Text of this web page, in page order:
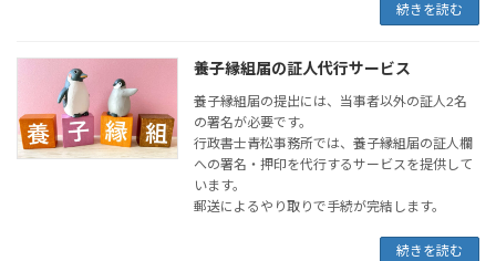
続きを読む
養子縁組届の証人代行サービス
養子縁組届の提出には、当事者以外の証人2名
の署名が必要です。
行政書士青松事務所では、養子縁組届の証人欄
への署名・押印を代行するサービスを提供して
います。
郵送によるやり取りで手続が完結します。
続きを読む